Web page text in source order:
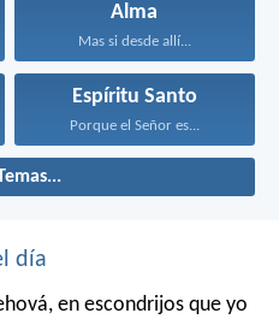
Alma
Mas si desde allí...
Espíritu Santo
Porque el Señor es...
día
en escondrijos que yo